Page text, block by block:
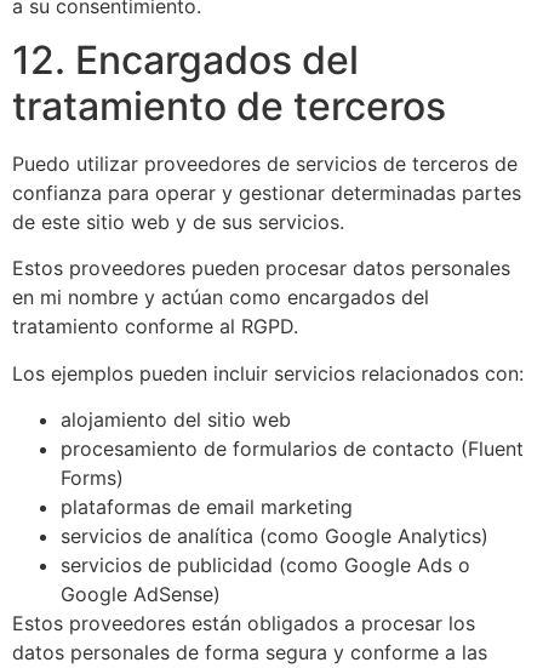
a su consentimiento.
12. Encargados del
tratamiento de terceros
Puedo utilizar proveedores de servicios de terceros de
confianza para operar y gestionar determinadas partes
de este sitio web y de sus servicios.
Estos proveedores pueden procesar datos personales
en mi nombre y actúan como encargados del
tratamiento conforme al RGPD.
Los ejemplos pueden incluir servicios relacionados con:
alojamiento del sitio web
procesamiento de formularios de contacto (Fluent
Forms)
plataformas de email marketing
servicios de analítica (como Google Analytics)
servicios de publicidad (como Google Ads o
Google AdSense)
Estos proveedores están obligados a procesar los
datos personales de forma segura y conforme a las